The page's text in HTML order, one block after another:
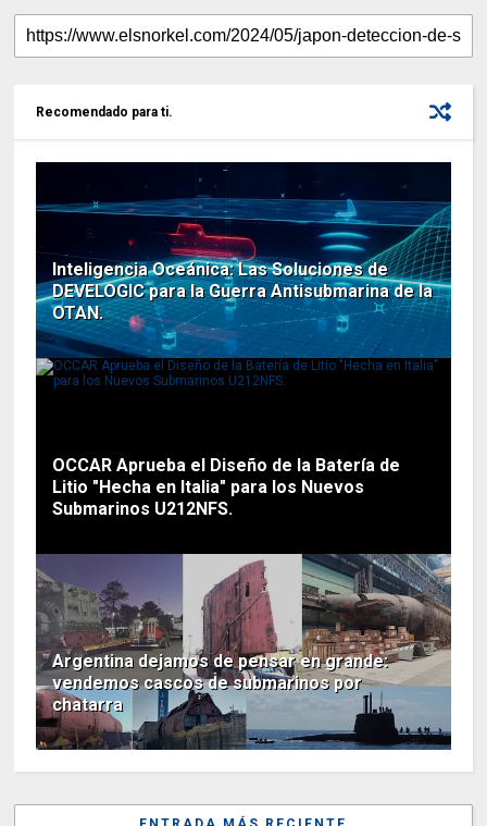
Recomendado para ti.
Inteligencia Oceánica: Las Soluciones de
DEVELOGIC para la Guerra Antisubmarina de la
OTAN.
OCCAR Aprueba el Diseño de la Batería de
Litio "Hecha en Italia" para los Nuevos
Submarinos U212NFS.
Argentina dejamos de pensar en grande:
vendemos cascos de submarinos por
chatarra